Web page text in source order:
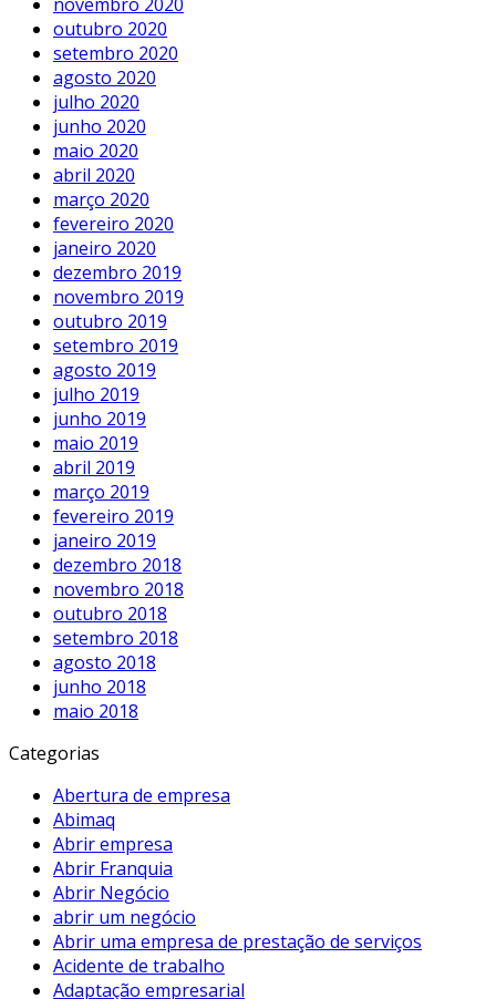
outubro 2020
setembro 2020
agosto 2020
julho 2020
junho 2020
maio 2020
abril 2020
março 2020
fevereiro 2020
janeiro 2020
dezembro 2019
novembro 2019
outubro 2019
setembro 2019
agosto 2019
julho 2019
junho 2019
maio 2019
abril 2019
março 2019
fevereiro 2019
janeiro 2019
dezembro 2018
novembro 2018
outubro 2018
setembro 2018
agosto 2018
junho 2018
maio 2018
Categorias
Abertura de empresa
Abimaq
Abrir empresa
Abrir Franquia
Abrir Negócio
abrir um negócio
Abrir uma empresa de prestação de serviços
Acidente de trabalho
Adaptação empresarial